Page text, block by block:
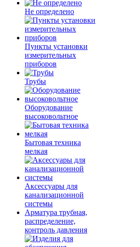
Не определено
Пункты установки
измерительных
приборов
Трубы
Оборудование
высоковольтное
Бытовая техника
мелкая
Аксессуары для
канализационной
системы
Арматура трубная,
распределение,
контроль давления